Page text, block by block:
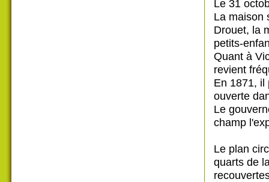
Le 31
La maison
Drouet, la
petits-
Quant à
revient
En 1871,
ouverte
Le
champ
Le plan
quarts de